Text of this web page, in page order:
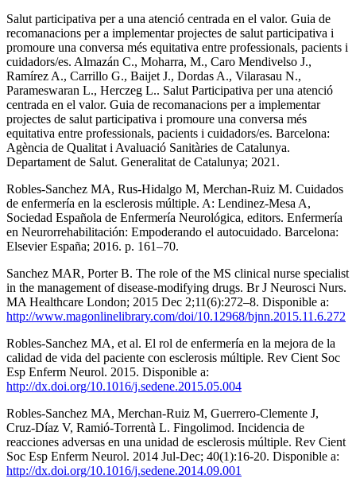
Salut participativa per a una atenció centrada en el valor. Guia de
recomanacions per a implementar projectes de salut participativa i
promoure una conversa més equitativa entre professionals, pacients i
cuidadors/es. Almazán C., Moharra, M., Caro Mendivelso J.,
Ramírez A., Carrillo G., Baijet J., Dordas A., Vilarasau N.,
Parameswaran L., Herczeg L.. Salut Participativa per una atenció
centrada en el valor. Guia de recomanacions per a implementar
projectes de salut participativa i promoure una conversa més
equitativa entre professionals, pacients i cuidadors/es. Barcelona:
Agència de Qualitat i Avaluació Sanitàries de Catalunya.
Departament de Salut. Generalitat de Catalunya; 2021.
Robles-Sanchez MA, Rus-Hidalgo M, Merchan-Ruiz M. Cuidados
de enfermería en la esclerosis múltiple. A: Lendinez-Mesa A,
Sociedad Española de Enfermería Neurológica, editors. Enfermería
en Neurorrehabilitación: Empoderando el autocuidado. Barcelona:
Elsevier España; 2016. p. 161–70.
Sanchez MAR, Porter B. The role of the MS clinical nurse specialist
in the management of disease-modifying drugs. Br J Neurosci Nurs.
MA Healthcare London; 2015 Dec 2;11(6):272–8. Disponible a:
http://www.magonlinelibrary.com/doi/10.12968/bjnn.2015.11.6.272
Robles-Sanchez MA, et al. El rol de enfermería en la mejora de la
calidad de vida del paciente con esclerosis múltiple. Rev Cient Soc
Esp Enferm Neurol. 2015. Disponible a:
http://dx.doi.org/10.1016/j.sedene.2015.05.004
Robles-Sanchez MA, Merchan-Ruiz M, Guerrero-Clemente J,
Cruz-Díaz V, Ramió-Torrentà L. Fingolimod. Incidencia de
reacciones adversas en una unidad de esclerosis múltiple. Rev Cient
Soc Esp Enferm Neurol. 2014 Jul-Dec; 40(1):16-20. Disponible a:
http://dx.doi.org/10.1016/j.sedene.2014.09.001